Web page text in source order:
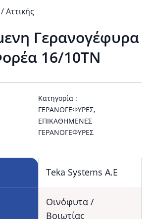
Αττικής
Γερανογέφυρα
16/10TN
Κατηγορία :
ΓΕΡΑΝΟΓΈΦΥΡΕΣ,
ΕΠΙΚΑΘΉΜΕΝΕΣ
ΓΕΡΑΝΟΓΈΦΥΡΕΣ
Teka Systems Α.Ε
Οινόφυτα /
Βοιωτίας